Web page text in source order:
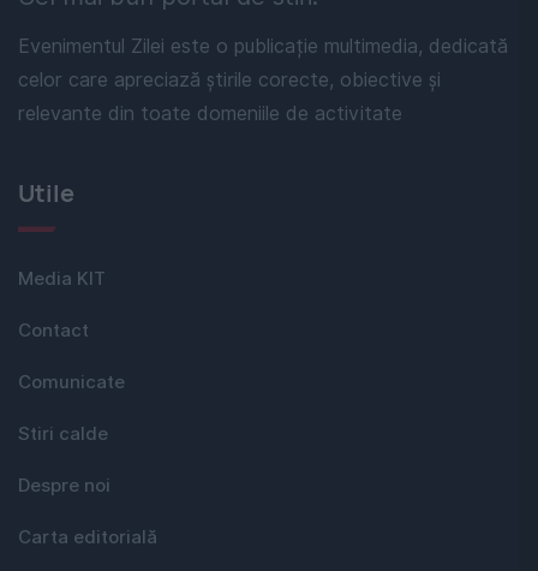
Evenimentul Zilei este o publicație multimedia, dedicată
celor care apreciază știrile corecte, obiective și
relevante din toate domeniile de activitate
Utile
Media KIT
Contact
Comunicate
Stiri calde
Despre noi
Carta editorială